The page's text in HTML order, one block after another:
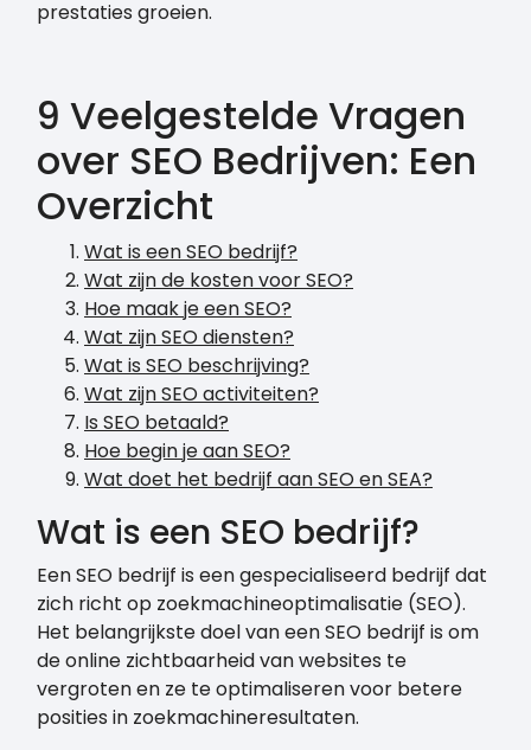
prestaties groeien.
9 Veelgestelde Vragen
over SEO Bedrijven: Een
Overzicht
Wat is een SEO bedrijf?
Wat zijn de kosten voor SEO?
Hoe maak je een SEO?
Wat zijn SEO diensten?
Wat is SEO beschrijving?
Wat zijn SEO activiteiten?
Is SEO betaald?
Hoe begin je aan SEO?
Wat doet het bedrijf aan SEO en SEA?
Wat is een SEO bedrijf?
Een SEO bedrijf is een gespecialiseerd bedrijf dat
zich richt op zoekmachineoptimalisatie (SEO).
Het belangrijkste doel van een SEO bedrijf is om
de online zichtbaarheid van websites te
vergroten en ze te optimaliseren voor betere
posities in zoekmachineresultaten.